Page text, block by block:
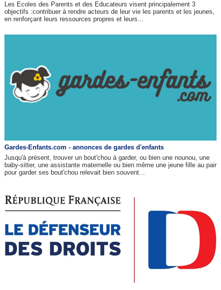
Les Ecoles des Parents et des Educateurs visent principalement 3
objectifs :contribuer à rendre acteurs de leur vie les parents et les jeunes,
en renforçant leurs ressources propres et leurs...
Gardes-Enfants.com - annonces de gardes d'enfants
Jusqu'à présent, trouver un bout'chou à garder, ou bien une nounou, une
baby-sitter, une assistante maternelle ou bien même une jeune fille au pair
pour garder ses bout'chou relevait bien souvent...